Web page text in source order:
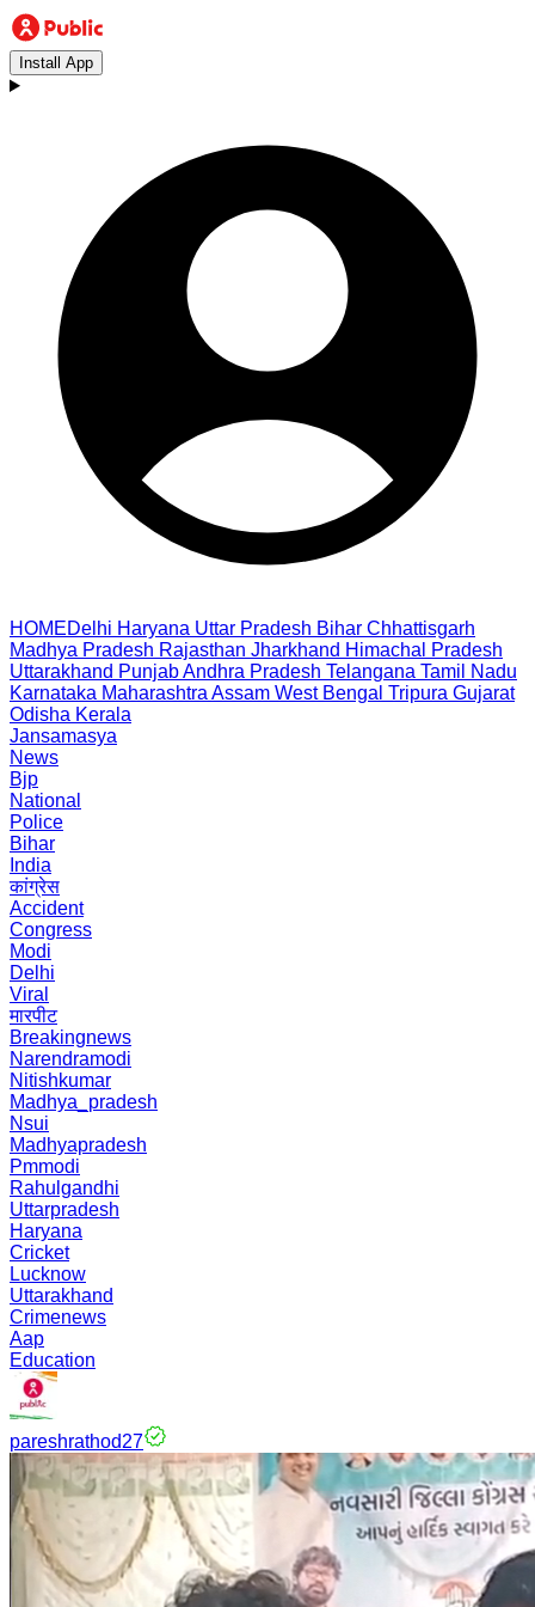
Install App
HOMEDelhi Haryana Uttar Pradesh Bihar Chhattisgarh
Madhya Pradesh Rajasthan Jharkhand Himachal Pradesh
Uttarakhand PunjabAndhra Pradesh Telangana Tamil Nadu
Karnataka Maharashtra Assam West Bengal Tripura Gujarat
Odisha Kerala
Jansamasya
News
Bjp
National
Police
Bihar
India
कांग्रेस
Accident
Congress
Modi
Delhi
Viral
मारपीट
Breakingnews
Narendramodi
Nitishkumar
Madhya_pradesh
Nsui
Madhyapradesh
Pmmodi
Rahulgandhi
Uttarpradesh
Haryana
Cricket
Lucknow
Uttarakhand
Crimenews
Aap
Education
pareshrathod27